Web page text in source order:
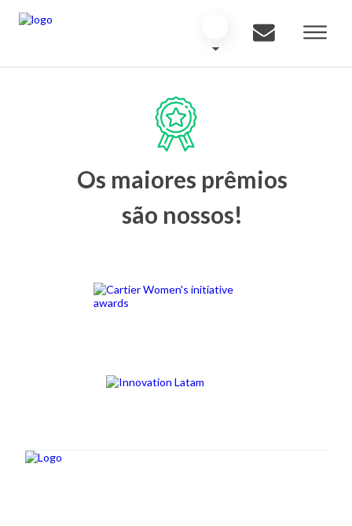
Os maiores prêmios
são nossos!